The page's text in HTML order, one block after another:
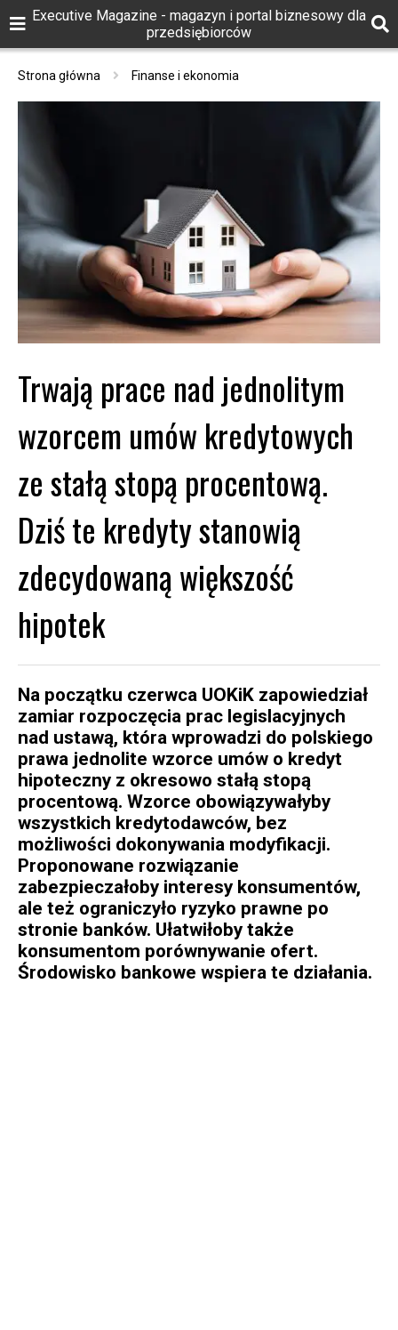
Executive Magazine - magazyn i portal biznesowy dla
przedsiębiorców
Strona główna Finanse i ekonomia
Trwają prace nad jednolitym
wzorcem umów kredytowych
ze stałą stopą procentową.
Dziś te kredyty stanowią
zdecydowaną większość
hipotek
Na początku czerwca UOKiK zapowiedział
zamiar rozpoczęcia prac legislacyjnych
nad ustawą, która wprowadzi do polskiego
prawa jednolite wzorce umów o kredyt
hipoteczny z okresowo stałą stopą
procentową. Wzorce obowiązywałyby
wszystkich kredytodawców, bez
możliwości dokonywania modyfikacji.
Proponowane rozwiązanie
zabezpieczałoby interesy konsumentów,
ale też ograniczyło ryzyko prawne po
stronie banków. Ułatwiłoby także
konsumentom porównywanie ofert.
Środowisko bankowe wspiera te działania.